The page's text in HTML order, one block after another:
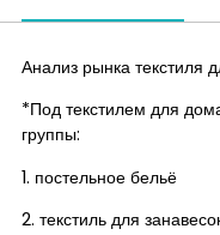
Анализ рынка текстиля
*Под текстилем для
группы:
1. постельное бельё
2. текстиль для